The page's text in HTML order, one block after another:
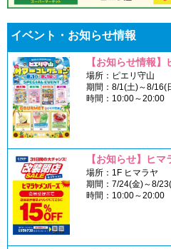
イベント・お知らせ情報
【お知らせ情報
場所：ピエリ守山
期間：8/1(土)～8/16(
時間：10:00～20:00
【お知らせ】ヒ
場所：1F ヒマラヤ
期間：7/24(金)～8/
時間：10:00～20:00